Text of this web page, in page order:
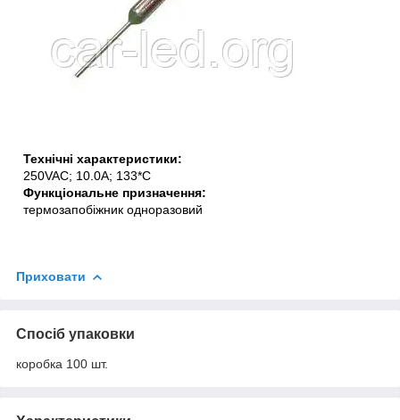
Технічні характеристики:
250VAC; 10.0A; 133*C
Функціональне призначення:
термозапобіжник одноразовий
Приховати
Спосіб упаковки
коробка 100 шт.